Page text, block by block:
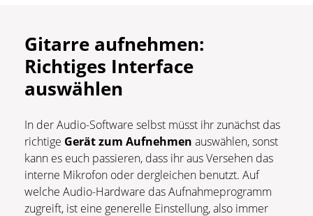
Gitarre aufnehmen:
Richtiges Interface
auswählen
In der Audio-Software selbst müsst ihr zunächst das
richtige Gerät zum Aufnehmen auswählen, sonst
kann es euch passieren, dass ihr aus Versehen das
interne Mikrofon oder dergleichen benutzt. Auf
welche Audio-Hardware das Aufnahmeprogramm
zugreift, ist eine generelle Einstellung, also immer